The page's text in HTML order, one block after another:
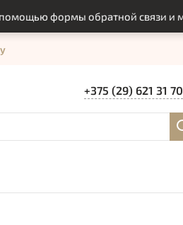
формы обратной связи и мы
+375 (29) 621 31 70